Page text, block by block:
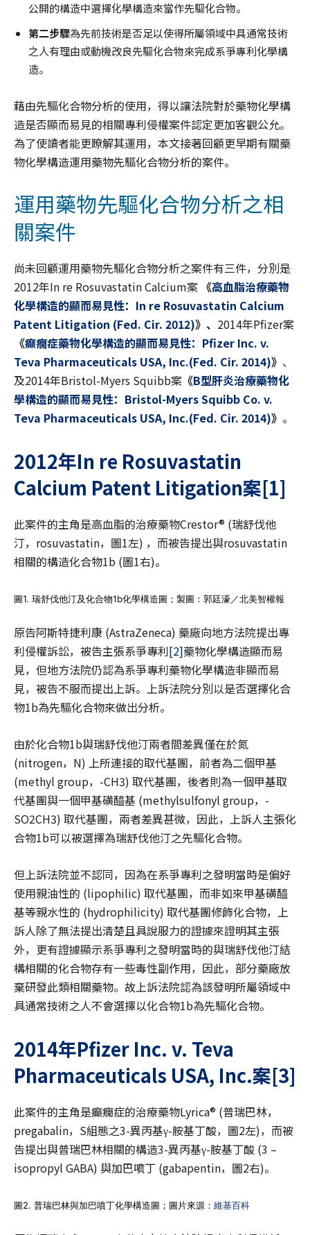
公開的構造中選擇化學構造來當作先驅化合物。
第二步驟為先前技術是否足以使得所屬領域中具通常技術
之人有理由或動機改良先驅化合物來完成系爭專利化學構
造。
藉由先驅化合物分析的使用，得以讓法院對於藥物化學構
造是否顯而易見的相關專利侵權案件認定更加客觀公允。
為了使讀者能更瞭解其運用，本文接著回顧更早期有關藥
物化學構造運用藥物先驅化合物分析的案件。
運用藥物先驅化合物分析之相
關案件
尚未回顧運用藥物先驅化合物分析之案件有三件，分別是
2012年In re Rosuvastatin Calcium案 《高血脂治療藥物
化學構造的顯而易見性：In re Rosuvastatin Calcium
Patent Litigation (Fed. Cir. 2012)》、 2014年Pfizer案
《癲癇症藥物化學構造的顯而易見性：Pfizer Inc. v.
Teva Pharmaceuticals USA, Inc.(Fed. Cir. 2014)》 、
及2014年Bristol-Myers Squibb案 《B型肝炎治療藥物化
學構造的顯而易見性：Bristol-Myers Squibb Co. v.
Teva Pharmaceuticals USA, Inc.(Fed. Cir. 2014)》 。
2012年In re Rosuvastatin
Calcium Patent Litigation案[1]
此案件的主角是高血脂的治療藥物Crestor® (瑞舒伐他
汀，rosuvastatin，圖1左) ，而被告提出與rosuvastatin
相關的構造化合物1b (圖1右)。
圖1. 瑞舒伐他汀及化合物1b化學構造圖；製圖：郭廷濠／北美智權報
原告阿斯特捷利康 (AstraZeneca) 藥廠向地方法院提出專
利侵權訴訟，被告主張系爭專利[2]藥物化學構造顯而易
見，但地方法院仍認為系爭專利藥物化學構造非顯而易
見，被告不服而提出上訴。上訴法院分別以是否選擇化合
物1b為先驅化合物來做出分析。
由於化合物1b與瑞舒伐他汀兩者間差異僅在於氮
(nitrogen，N) 上所連接的取代基團，前者為二個甲基
(methyl group，-CH3) 取代基團，後者則為一個甲基取
代基團與一個甲基磺醯基 (methylsulfonyl group，-
SO2CH3) 取代基團，兩者差異甚微，因此，上訴人主張化
合物1b可以被選擇為瑞舒伐他汀之先驅化合物。
但上訴法院並不認同，因為在系爭專利之發明當時是偏好
使用親油性的 (lipophilic) 取代基團，而非如來甲基磺醯
基等親水性的 (hydrophilicity) 取代基團修飾化合物，上
訴人除了無法提出清楚且具說服力的證據來證明其主張
外，更有證據顯示系爭專利之發明當時的與瑞舒伐他汀結
構相關的化合物存有一些毒性副作用，因此，部分藥廠放
棄研發此類相關藥物。故上訴法院認為該發明所屬領域中
具通常技術之人不會選擇以化合物1b為先驅化合物。
2014年Pfizer Inc. v. Teva
Pharmaceuticals USA, Inc.案[3]
此案件的主角是癲癇症的治療藥物Lyrica® (普瑞巴林，
pregabalin，S組態之3-異丙基γ-胺基丁酸，圖2左)，而被
告提出與普瑞巴林相關的構造3-異丙基γ-胺基丁酸 (3 –
isopropyl GABA) 與加巴噴丁 (gabapentin，圖2右)。
圖2. 普瑞巴林與加巴噴丁化學構造圖；圖片來源： 維基百科